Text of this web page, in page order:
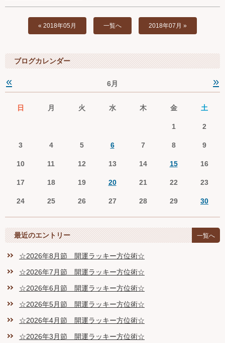
« 2018年05月 一覧へ 2018年07月 »
ブログカレンダー
« 6月 »
日 月 火 水 木 金 土
1 2
3 4 5 6 7 8 9
10 11 12 13 14 15 16
17 18 19 20 21 22 23
24 25 26 27 28 29 30
最近のエントリー 一覧へ
☆2026年8月節 開運ラッキー方位術☆
☆2026年7月節 開運ラッキー方位術☆
☆2026年6月節 開運ラッキー方位術☆
☆2026年5月節 開運ラッキー方位術☆
☆2026年4月節 開運ラッキー方位術☆
☆2026年3月節 開運ラッキー方位術☆